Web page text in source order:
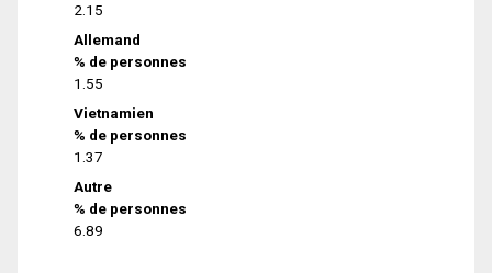
2.15
Allemand
% de personnes
1.55
Vietnamien
% de personnes
1.37
Autre
% de personnes
6.89